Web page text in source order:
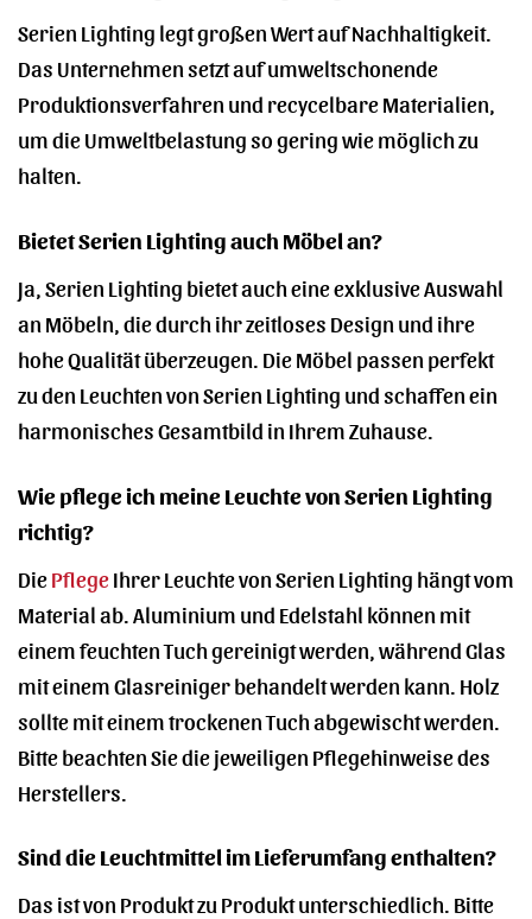
Serien Lighting legt großen Wert auf Nachhaltigkeit.
Das Unternehmen setzt auf umweltschonende
Produktionsverfahren und recycelbare Materialien,
um die Umweltbelastung so gering wie möglich zu
halten.
Bietet Serien Lighting auch Möbel an?
Ja, Serien Lighting bietet auch eine exklusive Auswahl
an Möbeln, die durch ihr zeitloses Design und ihre
hohe Qualität überzeugen. Die Möbel passen perfekt
zu den Leuchten von Serien Lighting und schaffen ein
harmonisches Gesamtbild in Ihrem Zuhause.
Wie pflege ich meine Leuchte von Serien Lighting
richtig?
DiePflegeIhrer Leuchte von Serien Lighting hängt vom
Material ab. Aluminium und Edelstahl können mit
einem feuchten Tuch gereinigt werden, während Glas
mit einem Glasreiniger behandelt werden kann. Holz
sollte mit einem trockenen Tuch abgewischt werden.
Bitte beachten Sie die jeweiligen Pflegehinweise des
Herstellers.
Sind die Leuchtmittel im Lieferumfang enthalten?
Das ist von Produkt zu Produkt unterschiedlich. Bitte